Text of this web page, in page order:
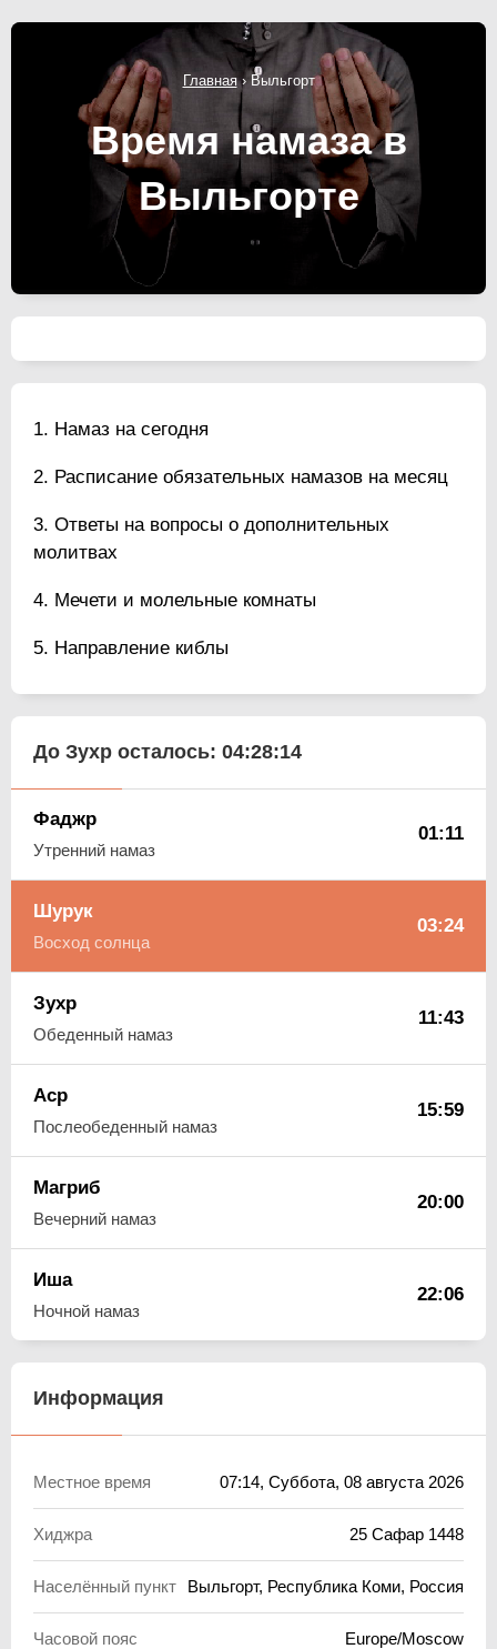
Главная› Выльгорт
Время намаза в
Выльгорте
Намаз на сегодня
Расписание обязательных намазов на месяц
Ответы на вопросы о дополнительных
молитвах
Мечети и молельные комнаты
Направление киблы
До Зухр осталось: 04:28:14
Фаджр
Утренний намаз
01:11
Шурук
Восход солнца
03:24
Зухр
Обеденный намаз
11:43
Аср
Послеобеденный намаз
15:59
Магриб
Вечерний намаз
20:00
Иша
Ночной намаз
22:06
Информация
Местное время 07:14, Суббота, 08 августа 2026
Хиджра 25 Сафар 1448
Населённый пункт Выльгорт, Республика Коми, Россия
Часовой пояс Europe/Moscow